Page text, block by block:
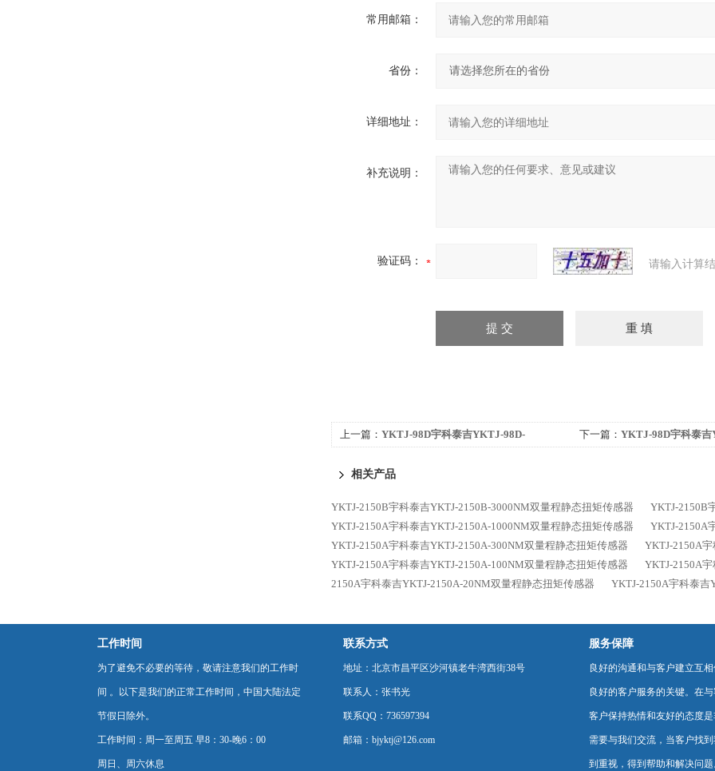
常用邮箱：
省份：
详细地址：
补充说明：
验证码： 请输入计算
上一篇： YKTJ-98D宇科泰吉YKTJ-98D-
下一篇： YKTJ-98D宇科泰吉
相关产品
YKTJ-2150B宇科泰吉YKTJ-2150B-3000NM双量程静态扭矩传感器
YKTJ-2150B
YKTJ-2150A宇科泰吉YKTJ-2150A-1000NM双量程静态扭矩传感器
YKTJ-2150A
YKTJ-2150A宇科泰吉YKTJ-2150A-300NM双量程静态扭矩传感器
YKTJ-2150A
YKTJ-2150A宇科泰吉YKTJ-2150A-100NM双量程静态扭矩传感器
YKTJ-2150A
2150A宇科泰吉YKTJ-2150A-20NM双量程静态扭矩传感器
YKTJ-2150A宇科泰吉
工作时间
为了避免不必要的等待，敬请注意我们的工作时
间 。以下是我们的正常工作时间，中国大陆法定
节假日除外。
工作时间：周一至周五 早8：30-晚6：00
周日、周六休息
联系方式
地址：北京市昌平区沙河镇老牛湾西街38号
联系人：张书光
联系QQ：736597394
邮箱：bjyktj@126.com
服务保障
良好的沟通和与客户建立互
良好的客户服务的关键。在
客户保持热情和友好的态度
需要与我们交流，当客户找
到重视，得到帮助和解决问题